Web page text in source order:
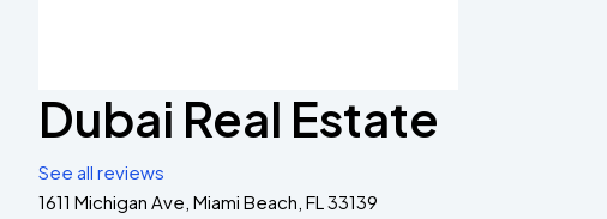
Dubai Real Estate
See all reviews
1611 Michigan Ave, Miami Beach, FL 33139